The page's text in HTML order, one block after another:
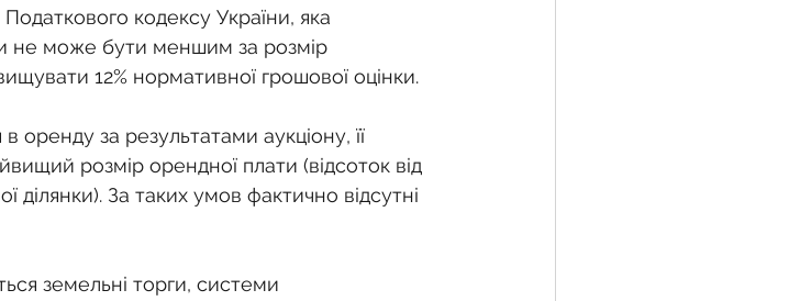
кодексу України, яка
не може бути меншим за розмір
12% нормативної грошової оцінки.
оренду за результатами аукціону, її
розмір орендної плати (відсоток від
ділянки). За таких умов фактично відсутні
земельні торги, системи